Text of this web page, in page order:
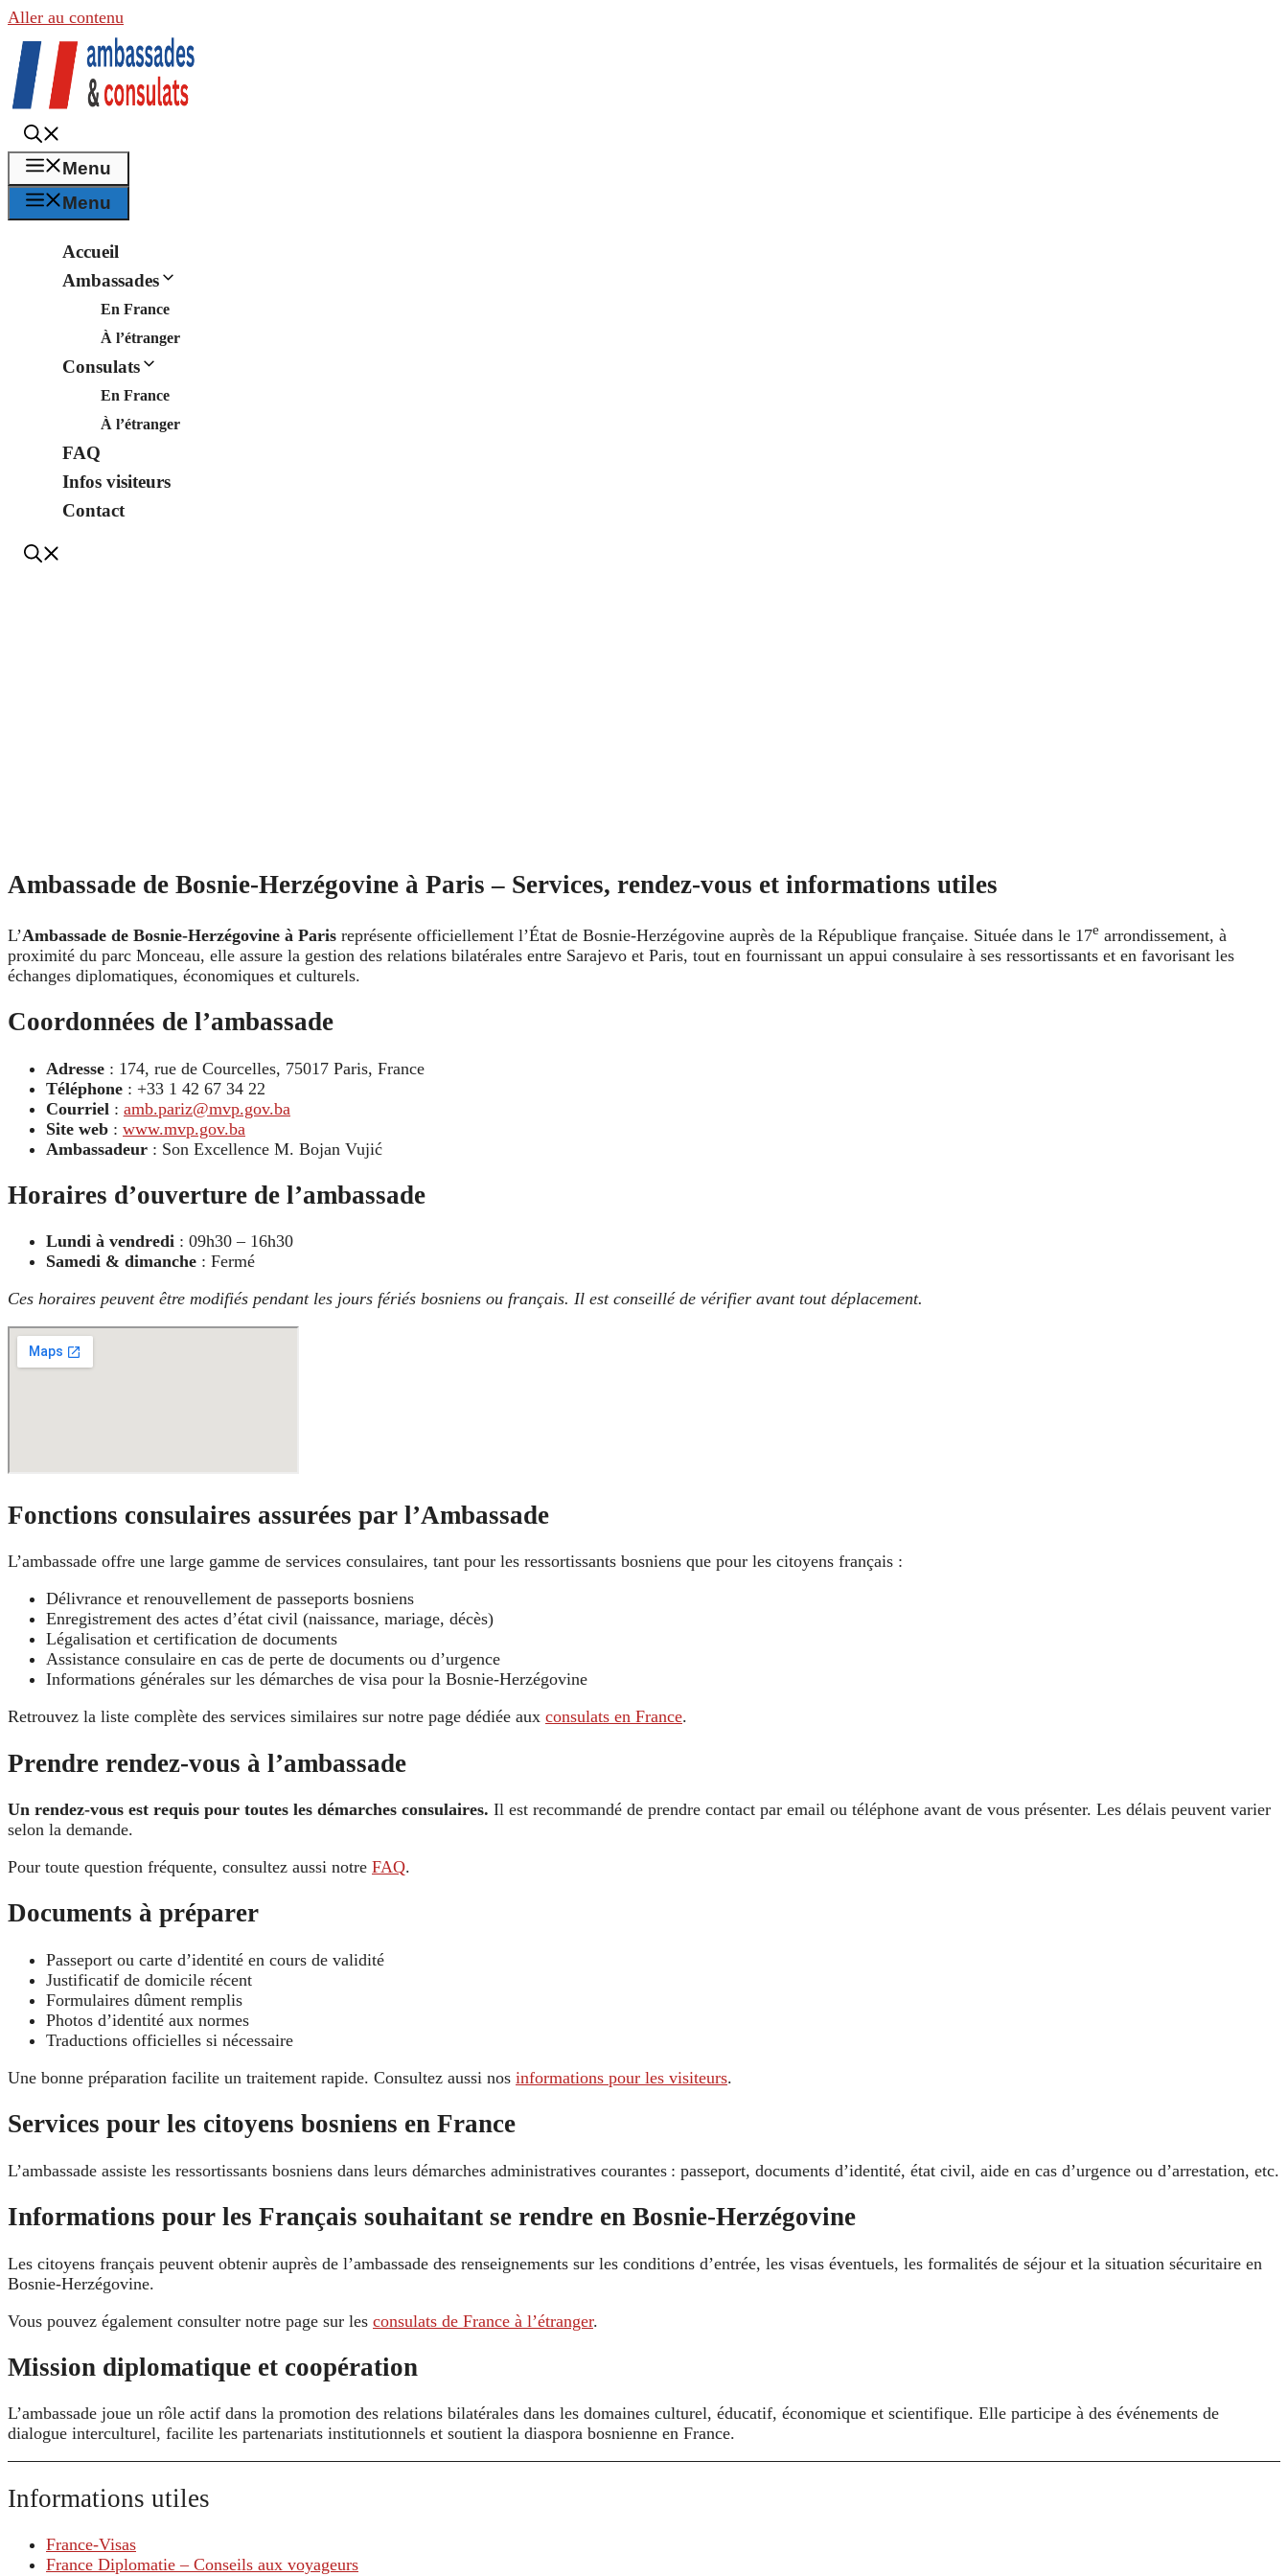
Aller au contenu
Menu
Menu
Accueil
Ambassades
En France
À l’étranger
Consulats
En France
À l’étranger
FAQ
Infos visiteurs
Contact
Ambassade de Bosnie-Herzégovine à Paris – Services, rendez-vous et informations utiles
L’Ambassade de Bosnie-Herzégovine à Paris représente officiellement l’État de Bosnie-Herzégovine auprès de la République française. Située dans le 17e arrondissement, à
proximité du parc Monceau, elle assure la gestion des relations bilatérales entre Sarajevo et Paris, tout en fournissant un appui consulaire à ses ressortissants et en favorisant les
échanges diplomatiques, économiques et culturels.
Coordonnées de l’ambassade
Adresse : 174, rue de Courcelles, 75017 Paris, France
Téléphone : +33 1 42 67 34 22
Courriel : amb.pariz@mvp.gov.ba
Site web : www.mvp.gov.ba
Ambassadeur : Son Excellence M. Bojan Vujić
Horaires d’ouverture de l’ambassade
Lundi à vendredi : 09h30 – 16h30
Samedi & dimanche : Fermé
Ces horaires peuvent être modifiés pendant les jours fériés bosniens ou français. Il est conseillé de vérifier avant tout déplacement.
Fonctions consulaires assurées par l’Ambassade
L’ambassade offre une large gamme de services consulaires, tant pour les ressortissants bosniens que pour les citoyens français :
Délivrance et renouvellement de passeports bosniens
Enregistrement des actes d’état civil (naissance, mariage, décès)
Légalisation et certification de documents
Assistance consulaire en cas de perte de documents ou d’urgence
Informations générales sur les démarches de visa pour la Bosnie-Herzégovine
Retrouvez la liste complète des services similaires sur notre page dédiée aux consulats en France.
Prendre rendez-vous à l’ambassade
Un rendez-vous est requis pour toutes les démarches consulaires. Il est recommandé de prendre contact par email ou téléphone avant de vous présenter. Les délais peuvent varier
selon la demande.
Pour toute question fréquente, consultez aussi notre FAQ.
Documents à préparer
Passeport ou carte d’identité en cours de validité
Justificatif de domicile récent
Formulaires dûment remplis
Photos d’identité aux normes
Traductions officielles si nécessaire
Une bonne préparation facilite un traitement rapide. Consultez aussi nos informations pour les visiteurs.
Services pour les citoyens bosniens en France
L’ambassade assiste les ressortissants bosniens dans leurs démarches administratives courantes : passeport, documents d’identité, état civil, aide en cas d’urgence ou d’arrestation, etc.
Informations pour les Français souhaitant se rendre en Bosnie-Herzégovine
Les citoyens français peuvent obtenir auprès de l’ambassade des renseignements sur les conditions d’entrée, les visas éventuels, les formalités de séjour et la situation sécuritaire en
Bosnie-Herzégovine.
Vous pouvez également consulter notre page sur les consulats de France à l’étranger.
Mission diplomatique et coopération
L’ambassade joue un rôle actif dans la promotion des relations bilatérales dans les domaines culturel, éducatif, économique et scientifique. Elle participe à des événements de
dialogue interculturel, facilite les partenariats institutionnels et soutient la diaspora bosnienne en France.
Informations utiles
France-Visas
France Diplomatie – Conseils aux voyageurs